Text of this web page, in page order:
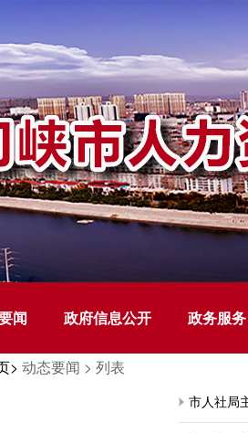
闻 政府信息公开 政务服务
> 动态要闻 > 列表
市人社局